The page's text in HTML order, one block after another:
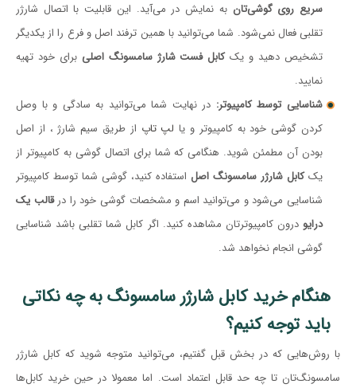
سریع روی گوشی‌تان به نمایش در می‌آید. این قابلیت با اتصال شارژر
تقلبی فعال نمی‌شود. شما می‌توانید با همین ترفند اصل و فرع را از یکدیگر
تشخیص دهید و یککابل فست شارژ سامسونگ اصلی برای خود تهیه
نمایید.
شناسایی توسط کامپیوتر: در نهایت شما می‌توانید به سادگی و با وصل
کردن گوشی خود به کامپیوتر و یالپ تاپ از طریق سیم شارژ ، از اصل
بودن آن مطمئن شوید. هنگامی که شما برای اتصال گوشی به کامپیوتر از
یککابل شارژر سامسونگ اصل استفاده کنید، گوشی شما توسط کامپیوتر
شناسایی می‌شود و می‌توانید اسم و مشخصات گوشی خود را درقالب یک
درایو درون کامپیوترتان مشاهده کنید. اگر کابل شما تقلبی باشد شناسایی
گوشی انجام نخواهد شد.
هنگام خرید کابل شارژر سامسونگ به چه نکاتی
باید توجه کنیم؟
با روش‌هایی که در بخش قبل گفتیم، می‌توانید متوجه شوید که کابل شارژر
سامسونگ‌تان تا چه حد قابل اعتماد است. اما معمولا در حین خرید کابل‌ها